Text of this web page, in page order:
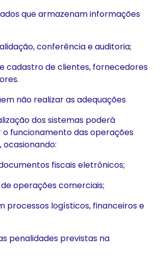
que armazenam informações
conferência e auditoria;
cadastro de clientes, fornecedores
não realizar as adequações
dos sistemas poderá
funcionamento das operações
ocasionando:
fiscais eletrônicos;
operações comerciais;
processos logísticos, financeiros e
penalidades previstas na